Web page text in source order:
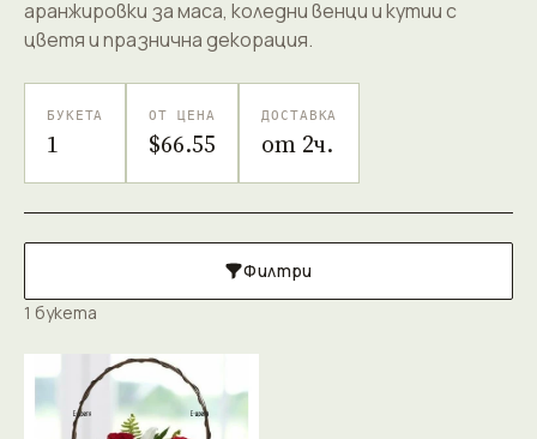
аранжировки за маса, коледни венци и кутии с
цветя и празнична декорация.
БУКЕТА
1
ОТ ЦЕНА
$66.55
ДОСТАВКА
от 2ч.
Филтри
1 букета